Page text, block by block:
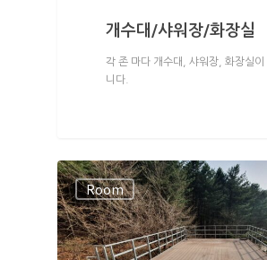
개수대/샤워장/화장실
각 존 마다 개수대, 샤워장, 화장실이
니다.
Room